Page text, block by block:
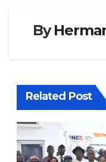
By
Related Post